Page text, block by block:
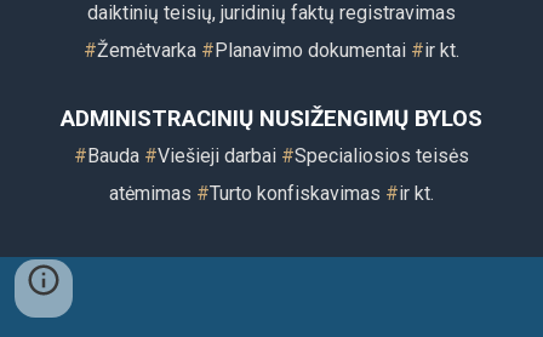
daiktinių teisių, juridinių faktų registravimas
#Žemėtvarka #Planavimo dokumentai #ir kt.
ADMINISTRACINIŲ NUSIŽENGIMŲ BYLOS
#Bauda #Viešieji darbai #Specialiosios teisės
atėmimas #Turto konfiskavimas #ir kt.